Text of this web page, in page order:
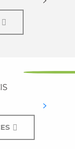
cet
lieu idéal